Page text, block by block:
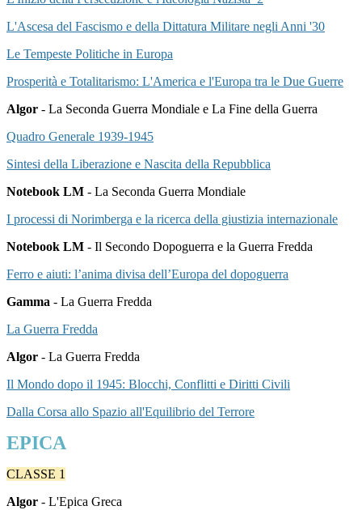
L'Ascesa del Fascismo e della Dittatura Militare negli Anni '30
Le Tempeste Politiche in Europa
Prosperità e Totalitarismo: L'America e l'Europa tra le Due Guerre
Algor - La Seconda Guerra Mondiale e La Fine della Guerra
Quadro Generale 1939-1945
Sintesi della Liberazione e Nascita della Repubblica
Notebook LM - La Seconda Guerra Mondiale
I processi di Norimberga e la ricerca della giustizia internazionale
Notebook LM - Il Secondo Dopoguerra e la Guerra Fredda
Ferro e aiuti: l’anima divisa dell’Europa del dopoguerra
Gamma - La Guerra Fredda
La Guerra Fredda
Algor - La Guerra Fredda
Il Mondo dopo il 1945: Blocchi, Conflitti e Diritti Civili
Dalla Corsa allo Spazio all'Equilibrio del Terrore
EPICA
CLASSE 1
Algor - L'Epica Greca